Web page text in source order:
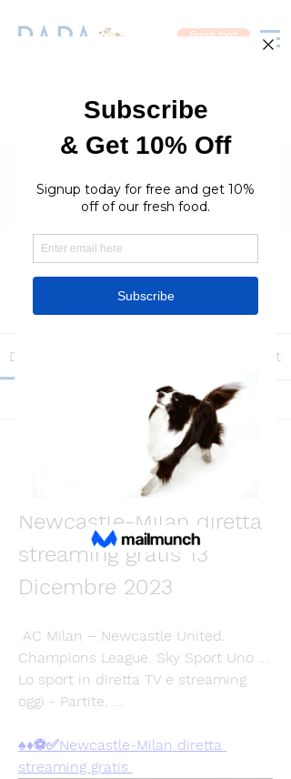
Fresh food
Groups
RaraPetcare Group
Public · 396 members
Join
Discussion About
Md.Eashin Rashid Joy
December 13, 2023
Newcastle-Milan diretta
streaming gratis 13
Dicembre 2023
Champions League. Sky Sport Uno ...
Lo sport in diretta TV e streaming
oggi - Partite, ...
♠♦⚽✅Newcastle-Milan diretta
streaming gratis